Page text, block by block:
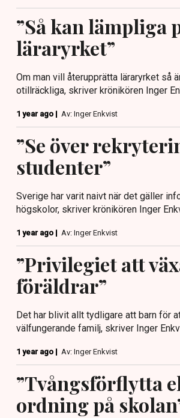
”Så kan lämpliga
läraryrket”
Om man vill återupprätta läraryrket så
otillräckliga, skriver krönikören Inger
1 year ago | Av: Inger Enkvist
”Se över
studenter”
Sverige har varit naivt när det gäller
högskolor, skriver krönikören Inger
1 year ago | Av: Inger Enkvist
”Privilegiet att
föräldrar”
Det har blivit allt tydligare att barn för
välfungerande familj, skriver Inger
1 year ago | Av: Inger Enkvist
”Tvångsförflytta
ordning på